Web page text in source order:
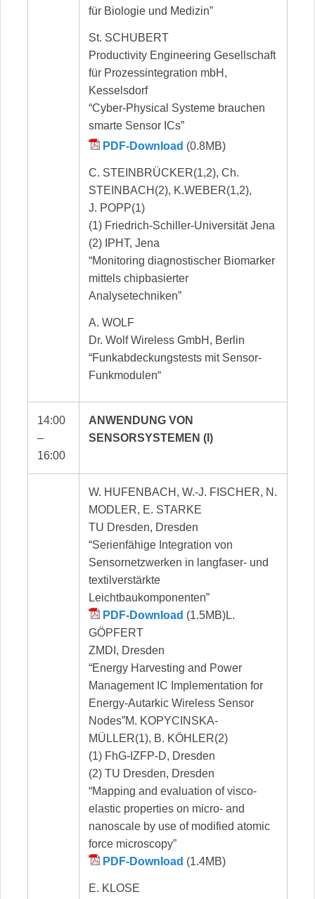
für Biologie und Medizin”
St. SCHUBERT
Productivity Engineering Gesellschaft
für Prozessintegration mbH,
Kesselsdorf
“Cyber-Physical Systeme brauchen
smarte Sensor ICs”
PDF-Download (0.8MB)
C. STEINBRÜCKER(1,2), Ch.
STEINBACH(2), K.WEBER(1,2),
J. POPP(1)
(1) Friedrich-Schiller-Universität Jena
(2) IPHT, Jena
“Monitoring diagnostischer Biomarker
mittels chipbasierter
Analysetechniken”
A. WOLF
Dr. Wolf Wireless GmbH, Berlin
“Funkabdeckungstests mit Sensor-
Funkmodulen“
14:00
–
16:00
ANWENDUNG VON
SENSORSYSTEMEN (I)
W. HUFENBACH, W.-J. FISCHER, N.
MODLER, E. STARKE
TU Dresden, Dresden
“Serienfähige Integration von
Sensornetzwerken in langfaser- und
textilverstärkte
Leichtbaukomponenten”
PDF-Download (1.5MB)L.
GÖPFERT
ZMDI, Dresden
“Energy Harvesting and Power
Management IC Implementation for
Energy-Autarkic Wireless Sensor
Nodes”M. KOPYCINSKA-
MÜLLER(1), B. KÖHLER(2)
(1) FhG-IZFP-D, Dresden
(2) TU Dresden, Dresden
“Mapping and evaluation of visco-
elastic properties on micro- and
nanoscale by use of modified atomic
force microscopy”
PDF-Download (1.4MB)
E. KLOSE